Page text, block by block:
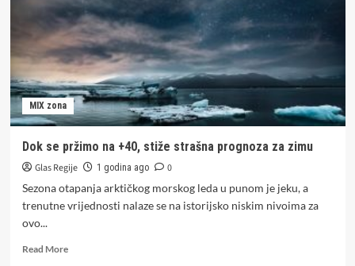
MIX zona
Dok se pržimo na +40, stiže strašna prognoza za zimu
Glas Regije 1 godina ago
0
Sezona otapanja arktičkog morskog leda u punom je jeku, a
trenutne vrijednosti nalaze se na istorijsko niskim nivoima za
ovo...
Read MoreRead